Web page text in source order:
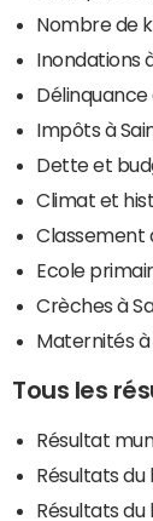
Nombre de
Inondations
Impôts à
Dette et
Climat et
Classement
Ecole
Crèches à
Maternités
Tous les
Résultat
Résultats du
Résultats